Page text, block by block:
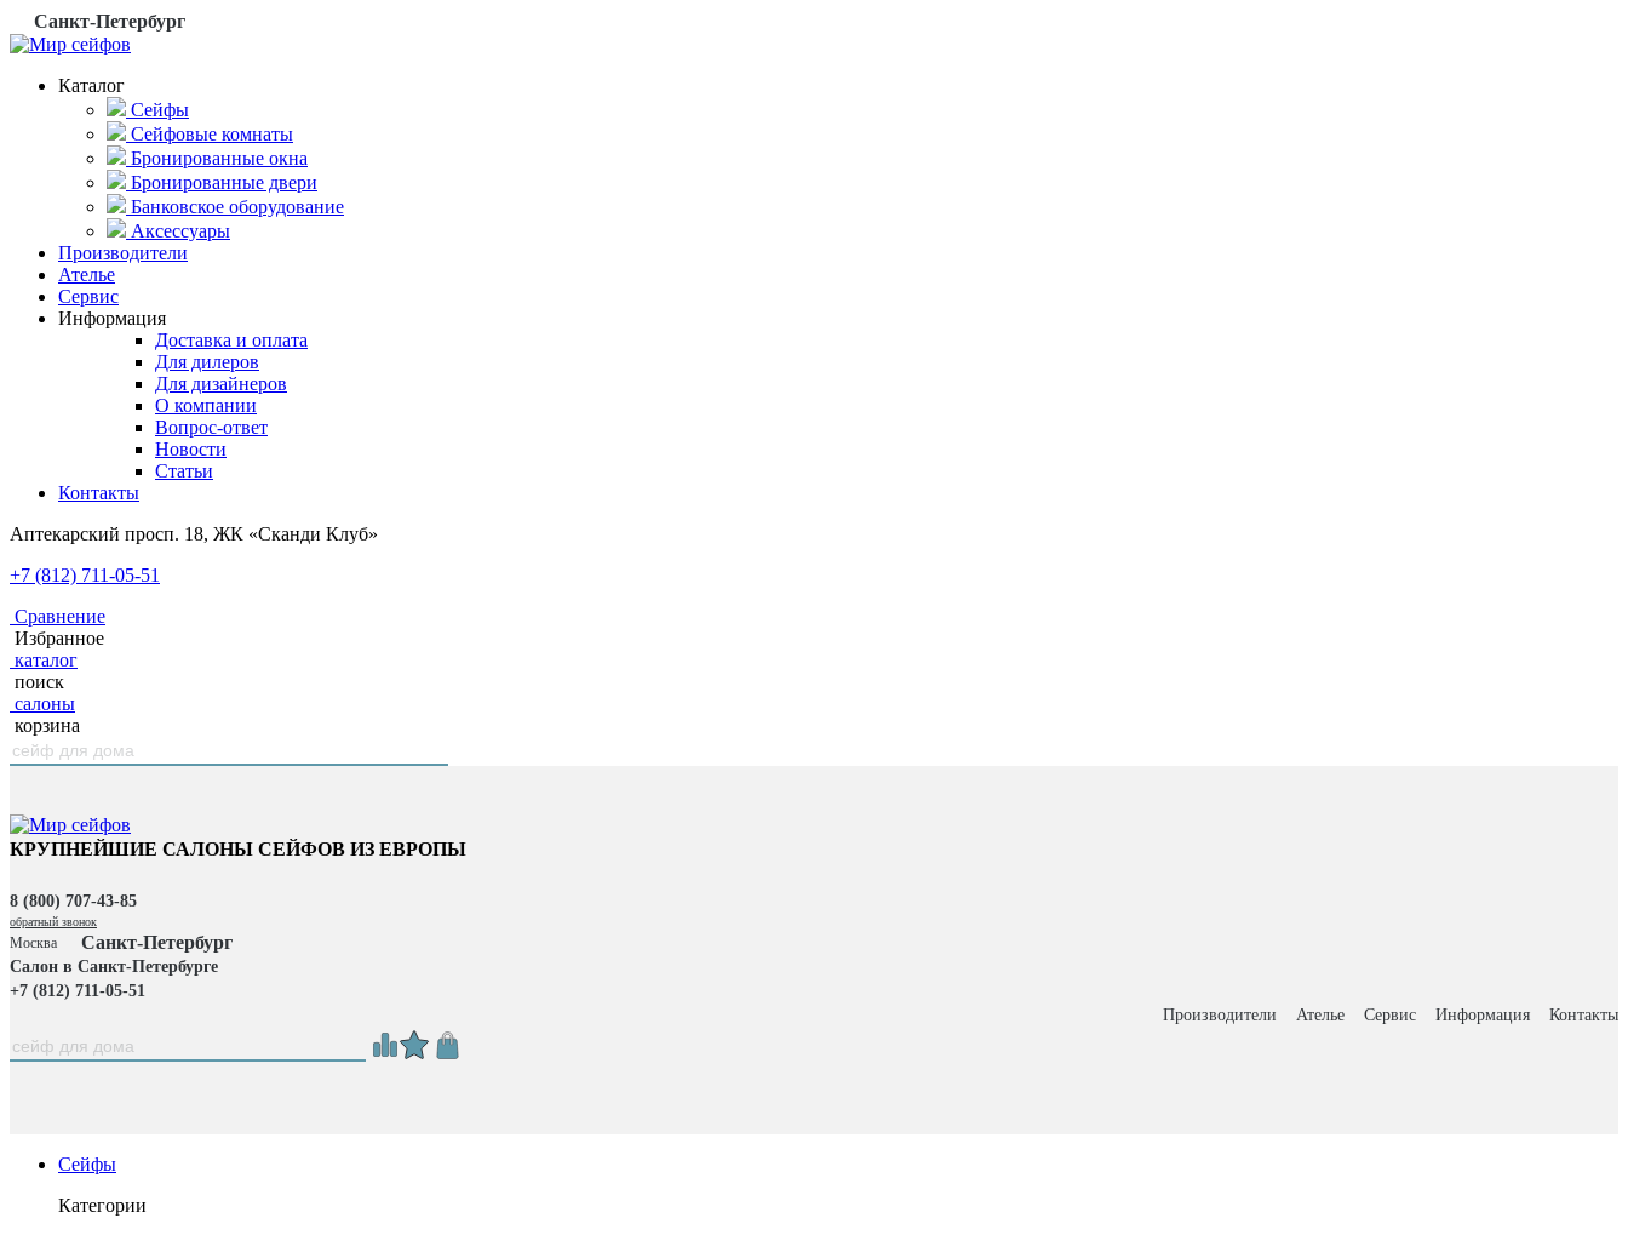
Санкт-Петербург
Каталог
Сейфы
Сейфовые комнаты
Бронированные окна
Бронированные двери
Банковское оборудование
Аксессуары
Производители
Ателье
Сервис
Информация
Доставка и оплата
Для дилеров
Для дизайнеров
О компании
Вопрос-ответ
Новости
Статьи
Контакты
Аптекарский просп. 18, ЖК «Сканди Клуб»
+7 (812) 711-05-51
Сравнение
Избранное
каталог
поиск
салоны
корзина
КРУПНЕЙШИЕ САЛОНЫ СЕЙФОВ ИЗ ЕВРОПЫ
8 (800) 707-43-85
обратный звонок
Москва Санкт-Петербург
Салон в Санкт-Петербурге
+7 (812) 711-05-51
Производители
Ателье Сервис Информация Контакты
Сейфы
Категории